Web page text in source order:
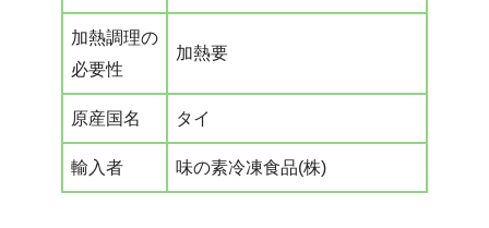
加熱調理の
必要性
加熱要
原産国名 タイ
輸入者 味の素冷凍食品(株)